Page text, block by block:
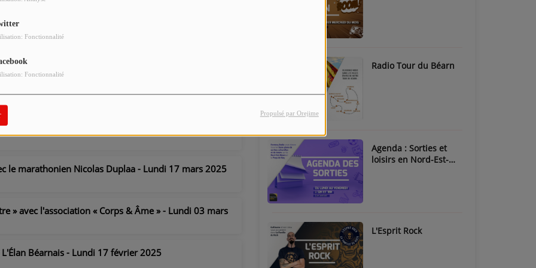
Fonctionnalité
Fonctionnalité
Propulsé par Orejime
» avec Julien SARTHOU, ultra trailer - Lundi 28 avril
» avec Pierre BOURLIAUD, kiné ostéopathe de l'équipe
Frédéric DOVEZE du Crossfit Tarbes - Lundi 31 mars
le marathonien Nicolas Duplaa - Lundi 17 mars 2025
» avec l'association « Corps & Âme » - Lundi 03 mars
L'Élan Béarnais - Lundi 17 février 2025
Radio Tour du Béarn
Agenda : Sorties et
loisirs en Nord-Est-
L'Esprit Rock